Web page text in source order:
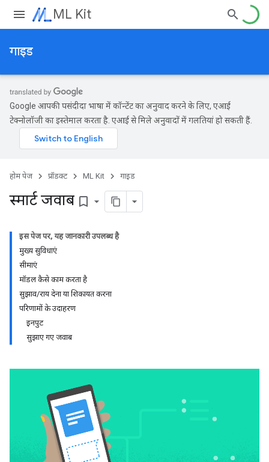
ML Kit
गाइड
Google आपकी पसंदीदा भाषा में कॉन्टेंट का अनुवाद करने के लिए, एआई
टेक्नोलॉजी का इस्तेमाल करता है. एआई से मिले अनुवादों में गलतियां हो सकती हैं.
होम पेज प्रॉडक्ट ML Kit गाइड
स्मार्ट जवाब bookmark_border
इस पेज पर, यह जानकारी उपलब्ध है
मुख्य सुविधाएं
सीमाएं
मॉडल कैसे काम करता है
सुझाव/राय देना या शिकायत करना
परिणामों के उदाहरण
इनपुट
सुझाए गए जवाब